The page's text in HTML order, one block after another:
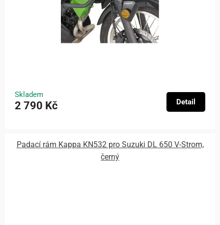
Skladem
2 790 Kč Detail
Padací rám Kappa KN532 pro Suzuki DL 650 V-Strom,
černý